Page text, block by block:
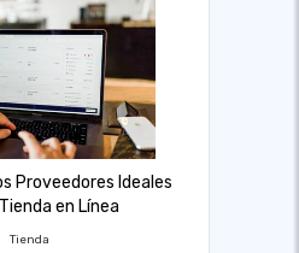
Proveedores Ideales
en Línea
Tienda